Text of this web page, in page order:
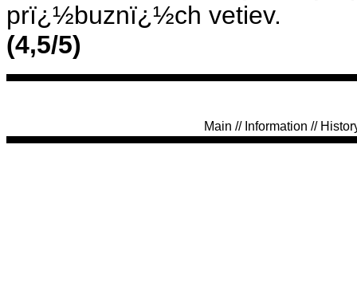
prï¿½buznï¿½ch vetiev.
(4,5/5)
Main // Information //